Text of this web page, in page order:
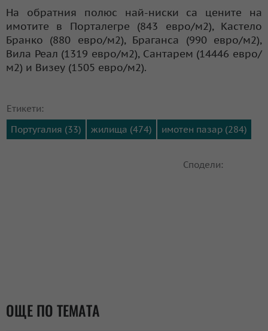
На обратния полюс най-ниски са цените на
имотите в Порталегре (843 евро/м2), Кастело
Бранко (880 евро/м2), Браганса (990 евро/м2),
Вила Реал (1319 евро/м2), Сантарем (14446 евро/
м2) и Визеу (1505 евро/м2).
Етикети:
Португалия (33)
жилища (474) имотен пазар (284)
Сподели:
ОЩЕ ПО ТЕМАТА